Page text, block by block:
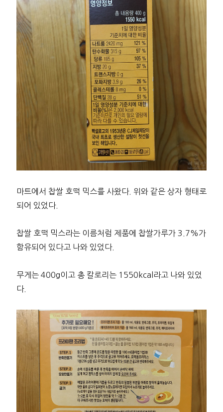
마트에서 찹쌀 호떡 믹스를 사왔다. 위와 같은 상자 형태로
되어 있었다.
찹쌀 호떡 믹스라는 이름처럼 제품에 찹쌀가루가 3.7%가
함유되어 있다고 나와 있었다.
무게는 400g이고 총 칼로리는 1550kcal라고 나와 있었
다.